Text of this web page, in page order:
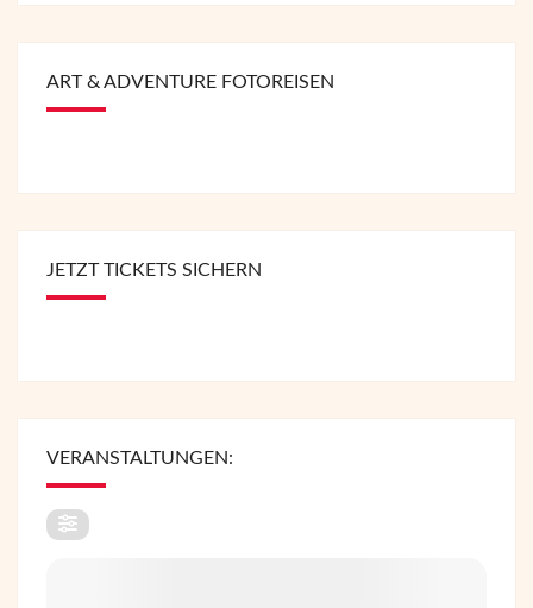
ART & ADVENTURE FOTOREISEN
JETZT TICKETS SICHERN
VERANSTALTUNGEN: